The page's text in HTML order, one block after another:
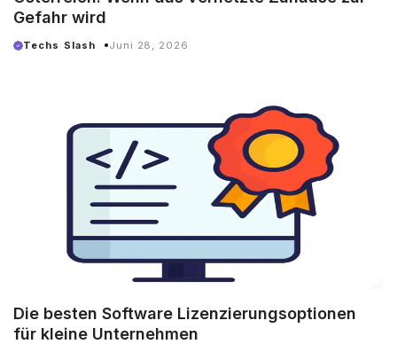
Gefahr wird
Techs Slash Juni 28, 2026
Die besten Software Lizenzierungsoptionen
für kleine Unternehmen